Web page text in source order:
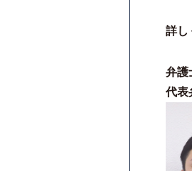
詳し
弁護
代